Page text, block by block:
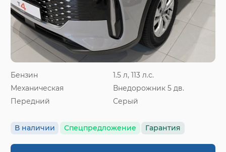
Бензин
1.5 л, 113 л.с.
Механическая
Внедорожник 5 дв.
Передний
Серый
В наличии Спецпредложение Гарантия